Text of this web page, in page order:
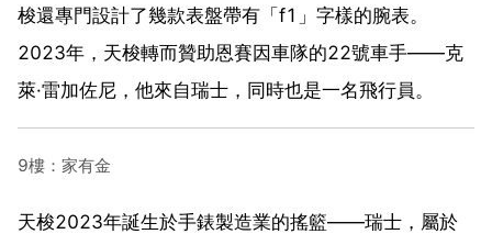
梭還專門設計了幾款表盤帶有「f1」字樣的腕表。
2023年，天梭轉而贊助恩賽因車隊的22號車手——克
萊·雷加佐尼，他來自瑞士，同時也是一名飛行員。
9樓：家有金
天梭2023年誕生於手錶製造業的搖籃——瑞士，屬於